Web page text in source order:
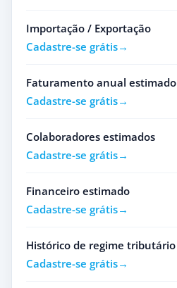
Importação / Exportação
Cadastre-se grátis
Faturamento anual estimado
Cadastre-se grátis
Colaboradores estimados
Cadastre-se grátis
Financeiro estimado
Cadastre-se grátis
Histórico de regime tributário
Cadastre-se grátis